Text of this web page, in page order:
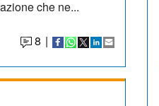
che ne...
8 |